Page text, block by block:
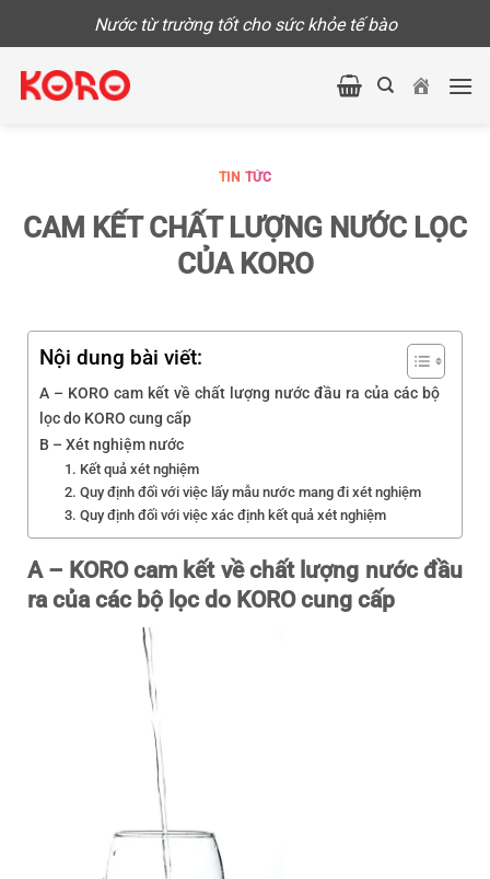
content
Nước từ trường tốt cho sức khỏe tế bào
TIN TỨC
CAM KẾT CHẤT LƯỢNG NƯỚC LỌC
CỦA KORO
Nội dung bài viết:
A – KORO cam kết về chất lượng nước đầu ra của các bộ
lọc do KORO cung cấp
B – Xét nghiệm nước
1. Kết quả xét nghiệm
2. Quy định đối với việc lấy mẫu nước mang đi xét nghiệm
3. Quy định đối với việc xác định kết quả xét nghiệm
A – KORO cam kết về chất lượng nước đầu
ra của các bộ lọc do KORO cung cấp